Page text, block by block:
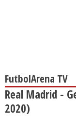
FutbolArena TV
Real Madrid -
2020)